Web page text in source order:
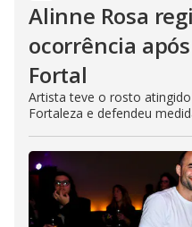
Alinne Rosa
ocorrência
Fortal
Artista teve o rosto
Fortaleza e defendeu